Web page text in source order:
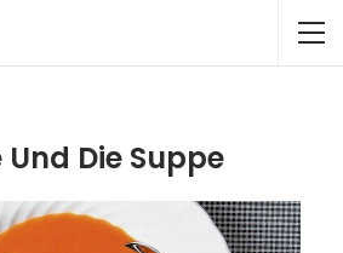
Und Die Suppe